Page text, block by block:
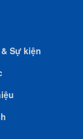
Sự kiện